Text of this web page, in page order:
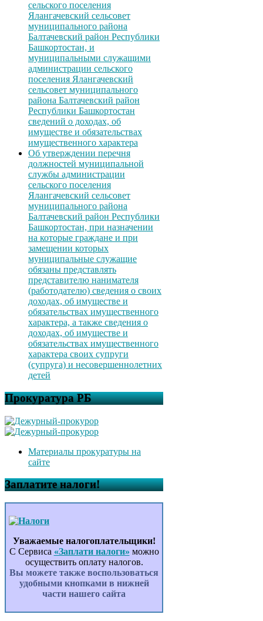
сельского поселения
Ялангачевский сельсовет
муниципального района
Балтачевский район Республики
Башкортостан, и
муниципальными служащими
администрации сельского
поселения Ялангачевский
сельсовет муниципального
района Балтачевский район
Республики Башкортостан
сведений о доходах, об
имуществе и обязательствах
имущественного характера
Об утверждении перечня
должностей муниципальной
службы администрации
сельского поселения
Ялангачевский сельсовет
муниципального района
Балтачевский район Республики
Башкортостан, при назначении
на которые граждане и при
замещении которых
муниципальные служащие
обязаны представлять
представителю нанимателя
(работодателю) сведения о своих
доходах, об имуществе и
обязательствах имущественного
характера, а также сведения о
доходах, об имуществе и
обязательствах имущественного
характера своих супруги
(супруга) и несовершеннолетних
детей
Прокуратура РБ
Материалы прокуратуры на
сайте
Заплатите налоги!
Уважаемые налогоплательщики!
С Сервиса «Заплати налоги» можно
осуществить оплату налогов.
Вы можете также воспользоваться
удобными кнопками в нижней
части нашего сайта